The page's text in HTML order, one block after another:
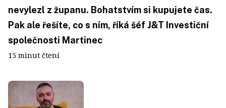
nevylezl z županu. Bohatstvím si kupujete čas.
Pak ale řešíte, co s ním, říká šéf J&T Investiční
společnosti Martinec
15 minut čtení